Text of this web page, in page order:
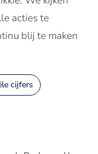
acties te
blij te maken
cijfers